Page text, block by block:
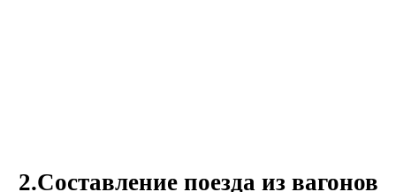
2.Составление поезда из вагонов